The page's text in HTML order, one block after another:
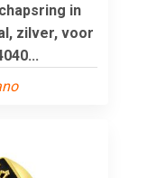
in
zilver, voor